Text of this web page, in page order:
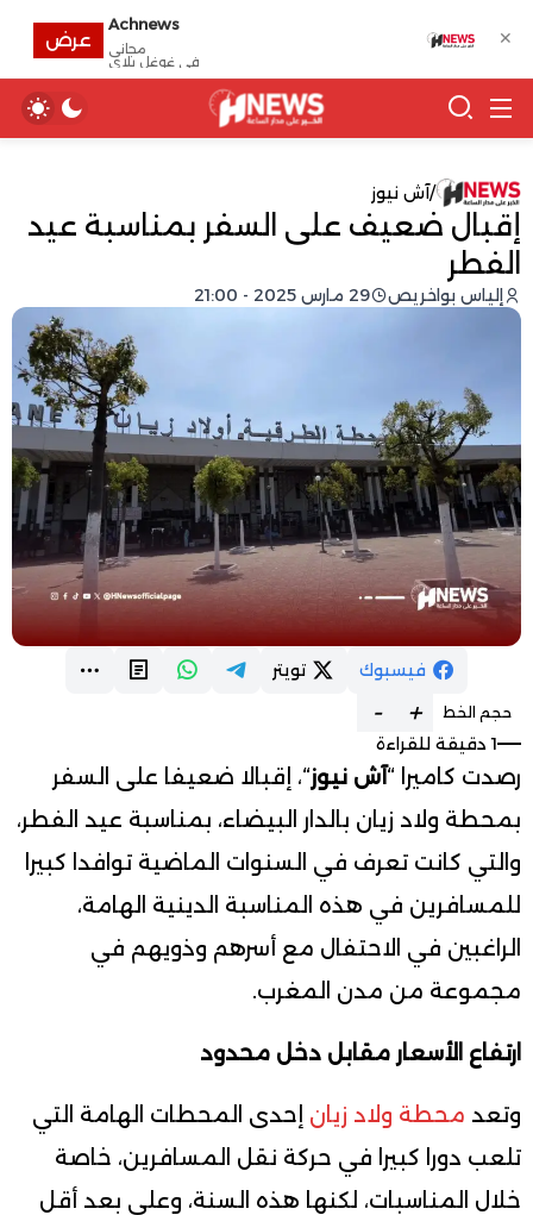
/آش نيوز
إقبال ضعيف على السفر بمناسبة عيد
الفطر
إلياس بواخريص 29 مارس 2025 - 21:00
فيسبوك تويتر
حجم الخط +
-
1 دقيقة للقراءة
رصدت كاميرا “آش نيوز“، إقبالا ضعيفا على السفر
بمحطة ولاد زيان بالدار البيضاء، بمناسبة عيد الفطر،
والتي كانت تعرف في السنوات الماضية توافدا كبيرا
للمسافرين في هذه المناسبة الدينية الهامة،
الراغبين في الاحتفال مع أسرهم وذويهم في
مجموعة من مدن المغرب.
ارتفاع الأسعار مقابل دخل محدود
وتعد محطة ولاد زيان إحدى المحطات الهامة التي
تلعب دورا كبيرا في حركة نقل المسافرين، خاصة
خلال المناسبات، لكنها هذه السنة، وعلى بعد أقل
✕
Achnews
مجانى
في غوغل بلاي
عرض